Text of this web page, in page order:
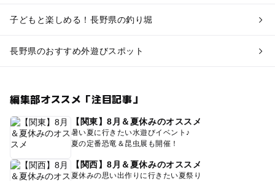
子どもと楽しめる！長野県の釣り堀
長野県のおすすめ外遊びスポット
編集部オススメ「注目記事」
【関東】8月＆夏休みのオススメ
暑い夏に行きたい水遊びイベント♪
夏の定番恐竜＆昆虫展も開催！
【関西】8月＆夏休みのオススメ
夏休みの思い出作りに行きたい夏祭り